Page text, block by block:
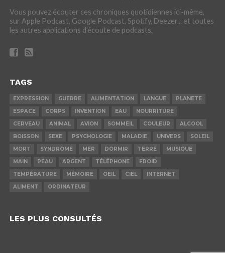
Vous pouvez écouter ces chroniques quotidiennes ici-même,
sur Apple Podcast, Google Podcast, Spotify, Deezer... et toutes
les autres applications d'écoute de podcasts.
TAGS
EXPRESSION GUERRE ALIMENTATION LANGUE
PLANETE
ESPACE
CORPS INVENTION EAU
NOURRITURE
CERVEAU
ANIMAL AVION SOMMEIL COULEUR
ALCOOL
BOISSON
SEXE PSYCHOLOGIE MALADIE UNIVERS
SOLEIL
MORT
SYNDROME MER DORMIR TERRE
MUSIQUE
MAIN
PEAU ARGENT TÉLÉPHONE
FROID
TEMPÉRATURE
MÉMOIRE OEIL CIEL
INTERNET
ALIMENT
ORDINATEUR
LES PLUS CONSULTÉS